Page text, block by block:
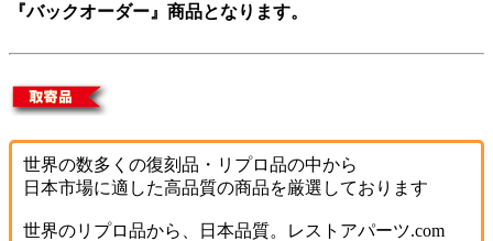
『バックオーダー』商品となります。
世界の数多くの復刻品・リプロ品の中から
日本市場に適した高品質の商品を厳選しております
世界のリプロ品から、日本品質。レストアパーツ.com